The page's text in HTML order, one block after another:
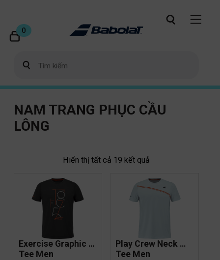
0
NAM TRANG PHỤC CẦU
LÔNG
Hiển thị tất cả 19 kết quả
Exercise Graphic
Tee Men
Play Crew Neck
Tee Men